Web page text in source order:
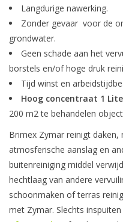
Vallen
Onkruid & Reiniging
Nestkasten
Boom bewatering
Langdurige nawerking.
Zonder gevaar voor de
grondwater.
Geen schade aan het
borstels en/of hoge druk
Tijd winst en
Hoog concentraat 1
200 m2 te behandelen
Brimex Zymar reinigt daken,
atmosferische aanslag en
buitenreiniging middel
hechtlaag van andere
schoonmaken of terras
met Zymar. Slechts